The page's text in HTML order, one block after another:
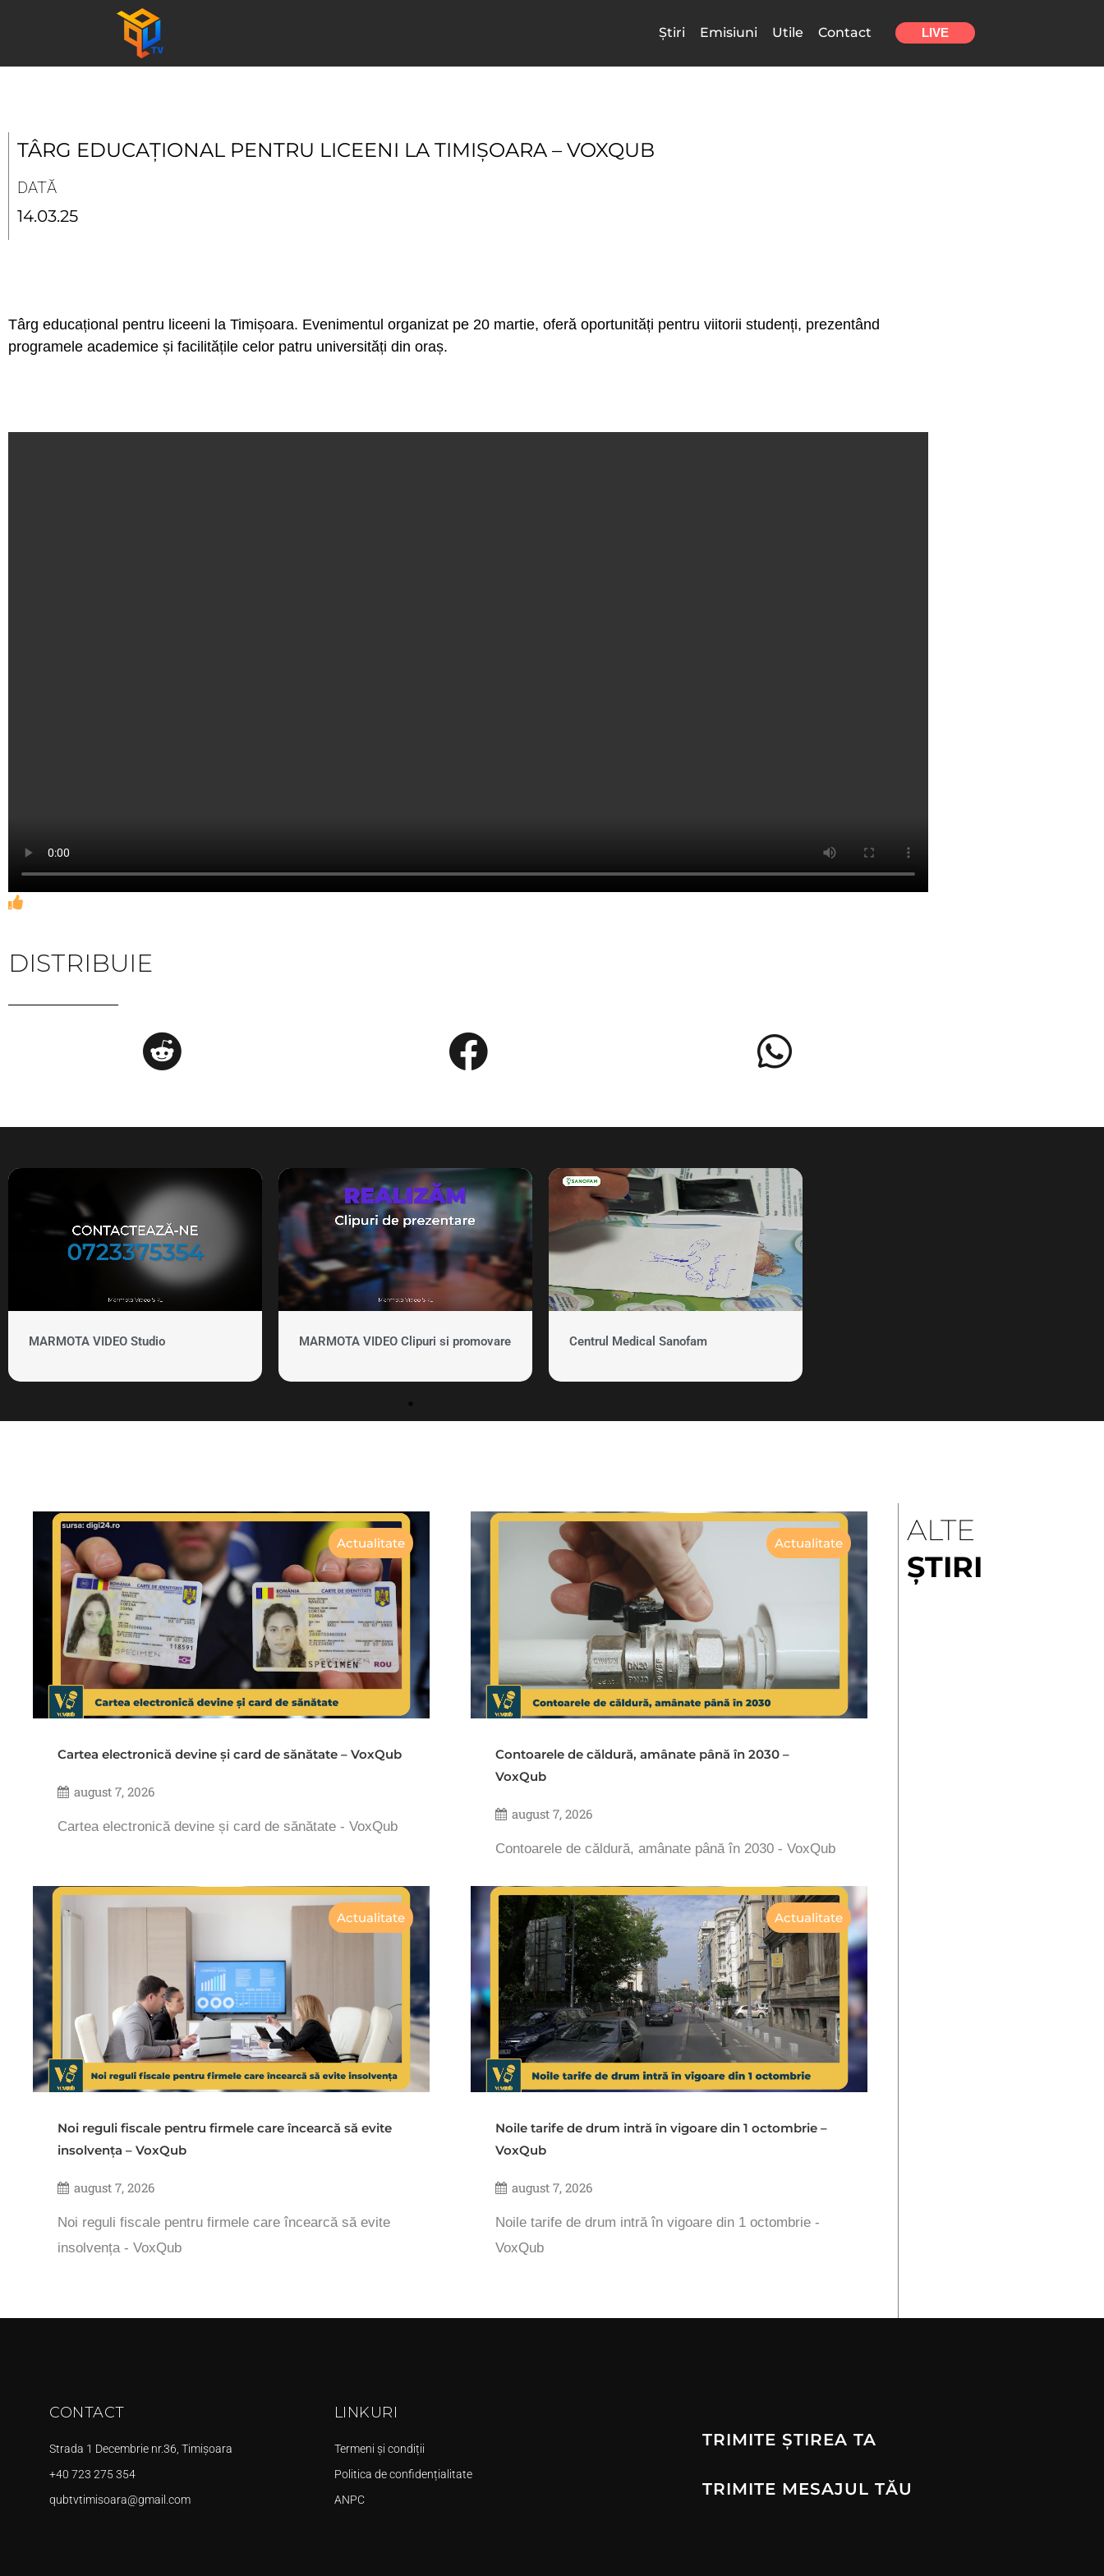
Știri Emisiuni Utile Contact LIVE
TÂRG EDUCAȚIONAL PENTRU LICEENI LA TIMIȘOARA – VOXQUB
DATĂ
14.03.25
Târg educațional pentru liceeni la Timișoara. Evenimentul organizat pe 20 martie, oferă oportunități pentru viitorii studenți, prezentând
programele academice și facilitățile celor patru universități din oraș.
DISTRIBUIE
MARMOTA VIDEO Studio MARMOTA VIDEO Clipuri si promovare Centrul Medical Sanofam
Actualitate
Cartea electronică devine și card de sănătate – VoxQub
august 7, 2026
Cartea electronică devine și card de sănătate - VoxQub
Actualitate
Contoarele de căldură, amânate până în 2030 –
VoxQub
august 7, 2026
Contoarele de căldură, amânate până în 2030 - VoxQub
Actualitate
Noi reguli fiscale pentru firmele care încearcă să evite
insolvența – VoxQub
august 7, 2026
Noi reguli fiscale pentru firmele care încearcă să evite
insolvența - VoxQub
Actualitate
Noile tarife de drum intră în vigoare din 1 octombrie –
VoxQub
august 7, 2026
Noile tarife de drum intră în vigoare din 1 octombrie -
VoxQub
ALTE
ȘTIRI
CONTACT
Strada 1 Decembrie nr.36, Timișoara
+40 723 275 354
qubtvtimisoara@gmail.com
LINKURI
Termeni și condiții
Politica de confidențialitate
ANPC
TRIMITE ȘTIREA TA
TRIMITE MESAJUL TĂU